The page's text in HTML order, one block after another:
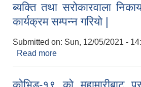
ब्यक्ति तथा सरोकारवाला
कार्यक्रम सम्पन्न गरियो |
Submitted on: Sun, 12/05/2021 -
Read more